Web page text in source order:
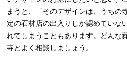
まうと、「そのデザインは、うちの
定の石材店の出入りしか認めていな
れてしまうこともあります。どんな
寺とよく相談しましょう。